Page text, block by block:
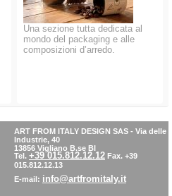
Una sezione tutta dedicata al
mondo del packaging e alle
composizioni d’arredo.
ART FROM ITALY DESIGN SAS - Via delle
Industrie, 40
13856 Vigliano B.se BI
Tel. +39 015.812.12.12 Fax. +39
015.812.12.13
E-mail: info@artfromitaly.it